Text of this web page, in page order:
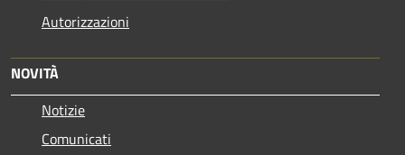
Autorizzazioni
NOVITÀ
Notizie
Comunicati